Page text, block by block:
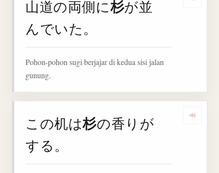
山道の両側に杉が並
んでいた。
Pohon-pohon sugi berjajar di kedua sisi jalan
gunung.
この机は杉の香りが
する。